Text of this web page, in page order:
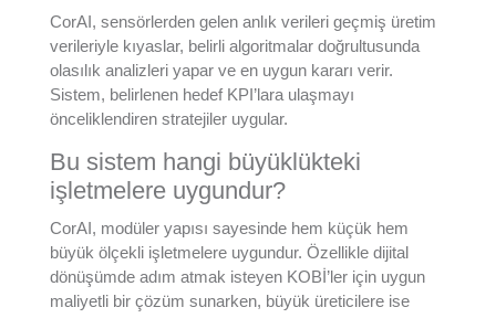
CorAI, sensörlerden gelen anlık verileri geçmiş üretim
verileriyle kıyaslar, belirli algoritmalar doğrultusunda
olasılık analizleri yapar ve en uygun kararı verir.
Sistem, belirlenen hedef KPI’lara ulaşmayı
önceliklendiren stratejiler uygular.
Bu sistem hangi büyüklükteki
işletmelere uygundur?
CorAI, modüler yapısı sayesinde hem küçük hem
büyük ölçekli işletmelere uygundur. Özellikle dijital
dönüşümde adım atmak isteyen KOBİ’ler için uygun
maliyetli bir çözüm sunarken, büyük üreticilere ise